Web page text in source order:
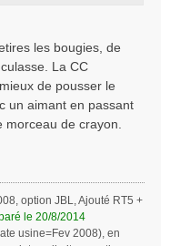
les bougies, de
La CC
de pousser le
un aimant en passant
de crayon.
option JBL, Ajouté RT5 +
le 20/8/2014
usine=Fev 2008), en